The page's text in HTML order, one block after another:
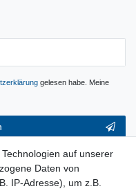
gelesen habe. Meine
handelt es sich um ein Pflichtfeld.
auf unserer
Daten von
IP-Adresse), um z.B.